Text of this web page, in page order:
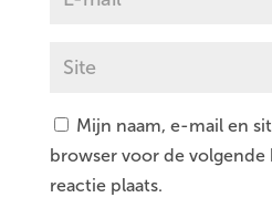
Mijn naam, e-mail en
browser voor de volgende
reactie plaats.